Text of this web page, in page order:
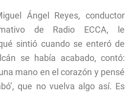
Ángel Reyes, conductor
de Radio ECCA, le
sintió cuando se enteró de
se había acabado, contó:
mano en el corazón y pensé
que no vuelva algo así. Es